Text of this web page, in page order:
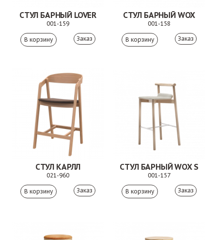
СТУЛ БАРНЫЙ LOVER
001-159
Заказ
СТУЛ БАРНЫЙ WOX
001-158
Заказ
СТУЛ КАРЛЛ
021-960
Заказ
СТУЛ БАРНЫЙ WOX S
001-157
Заказ